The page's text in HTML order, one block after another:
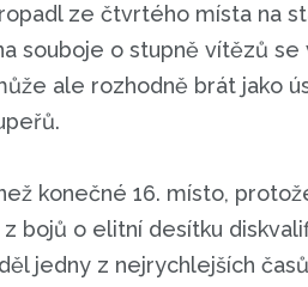
ze čtvrtého místa na
souboje o stupně vítězů se
ale rozhodně brát jako
konečné 16. místo,
bojů o elitní desítku
jedny z nejrychlejších